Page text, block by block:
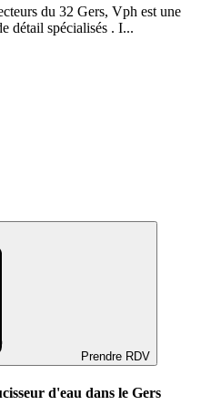
du 32 Gers, Vph est une
détail spécialisés . I...
Prendre RDV
d'eau dans le Gers